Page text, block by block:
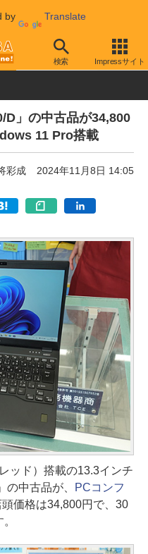
by Translate
検索 Impressサイト
格情報 特価情報
D」の中古品が34,800
11 Pro搭載
彩成 2024年11月8日 14:05
ッド）搭載の13.3インチ
の中古品が、
PCコンフ
価格は34,800円で、30